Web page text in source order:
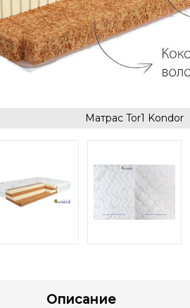
Матрас Tor1 Kondor
Описание